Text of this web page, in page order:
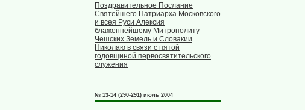
Поздравительное Послание
Святейшего Патриарха Московского
и всея Руси Алексия
блаженнейшему Митрополиту
Чешских Земель и Словакии
Николаю в связи с пятой
годовщиной первосвятительского
служения
№ 13-14 (290-291) июль 2004